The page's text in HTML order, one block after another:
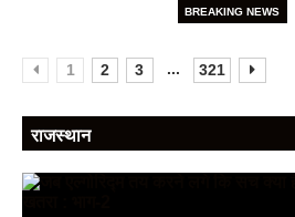
BREAKING NEWS
1 2 3 ... 321
राजस्थान